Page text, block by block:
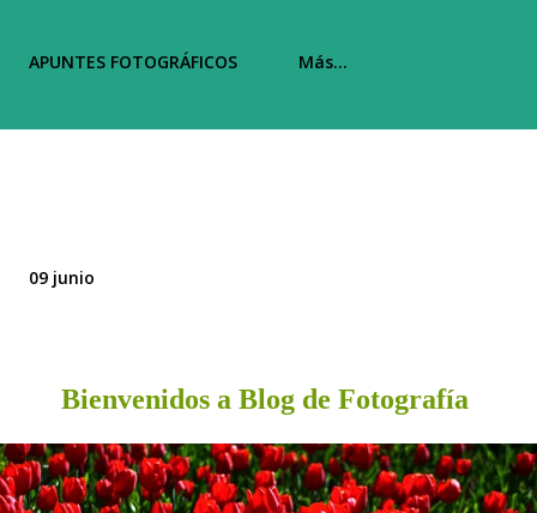
APUNTES FOTOGRÁFICOS Más…
09 junio
Bienvenidos a Blog de Fotografía